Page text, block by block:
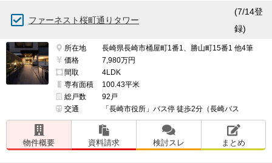
ファーネスト桜町通りタワー
(7/14登
録)
所在地
長崎県長崎市桶屋町1番1、勝山町15番1 他4筆
価格
7,980万円
間取
4LDK
専有面積
100.43平米
総戸数
92戸
交通
「長崎市役所」バス停 徒歩2分（長崎バス
物件概要 資料請求 検討スレ まとめ